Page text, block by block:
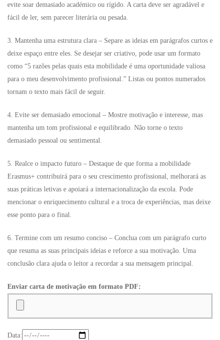
evite soar demasiado académico ou rígido. A carta deve ser agradável e
fácil de ler, sem parecer literária ou pesada.
3. Mantenha uma estrutura clara – Separe as ideias em parágrafos curtos e
deixe espaço entre eles. Se desejar ser criativo, pode usar um formato
como “5 razões pelas quais esta mobilidade é uma oportunidade valiosa
para o meu desenvolvimento profissional.” Listas ou pontos numerados
tornam o texto mais fácil de seguir.
4. Evite ser demasiado emocional – Mostre motivação e interesse, mas
mantenha um tom profissional e equilibrado. Não torne o texto
demasiado pessoal ou sentimental.
5. Realce o impacto futuro – Destaque de que forma a mobilidade
Erasmus+ contribuirá para o seu crescimento profissional, melhorará as
suas práticas letivas e apoiará a internacionalização da escola. Pode
mencionar o enriquecimento cultural e a troca de experiências, mas deixe
esse ponto para o final.
6. Termine com um resumo conciso – Conclua com um parágrafo curto
que resuma as suas principais ideias e reforce a sua motivação. Uma
conclusão clara ajuda o leitor a recordar a sua mensagem principal.
Enviar carta de motivação em formato PDF:
Data: